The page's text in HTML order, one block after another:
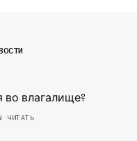
во влагалище?
ЧИТАТЬ